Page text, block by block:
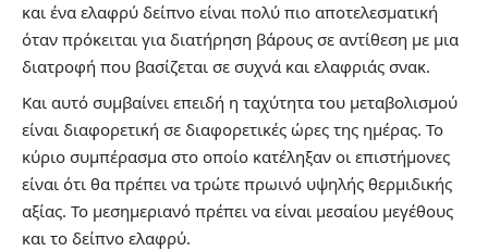
και ένα ελαφρύ δείπνο είναι πολύ πιο αποτελεσματική
όταν πρόκειται για διατήρηση βάρους σε αντίθεση με μια
διατροφή που βασίζεται σε συχνά και ελαφριάς σνακ.
Και αυτό συμβαίνει επειδή η ταχύτητα του μεταβολισμού
είναι διαφορετική σε διαφορετικές ώρες της ημέρας. Το
κύριο συμπέρασμα στο οποίο κατέληξαν οι επιστήμονες
είναι ότι θα πρέπει να τρώτε πρωινό υψηλής θερμιδικής
αξίας. Το μεσημεριανό πρέπει να είναι μεσαίου μεγέθους
και το δείπνο ελαφρύ.